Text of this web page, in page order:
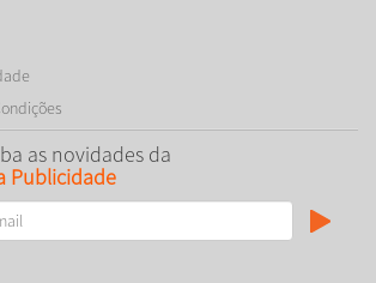
as novidades da
Publicidade